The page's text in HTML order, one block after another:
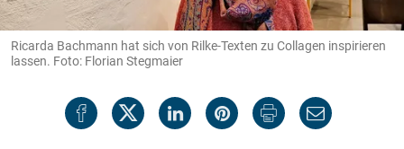
Ricarda Bachmann hat sich von Rilke-Texten zu Collagen inspirieren
lassen. Foto: Florian Stegmaier